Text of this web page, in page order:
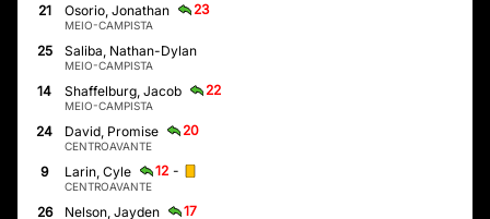
21 Osorio, Jonathan 23
MEIO-CAMPISTA
25 Saliba, Nathan-Dylan
MEIO-CAMPISTA
14 Shaffelburg, Jacob 22
MEIO-CAMPISTA
24 David, Promise 20
CENTROAVANTE
9 Larin, Cyle 12 -
CENTROAVANTE
26 Nelson, Jayden 17